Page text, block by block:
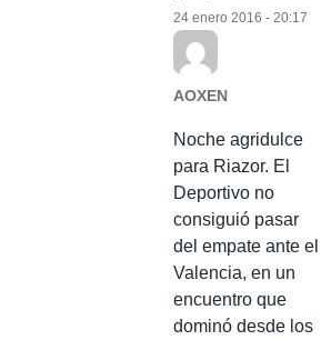
AOXEN
24 enero 2016 - 20:17
Noche agridulce
para Riazor. El
Deportivo no
consiguió pasar
del empate ante el
Valencia, en un
encuentro que
dominó desde los